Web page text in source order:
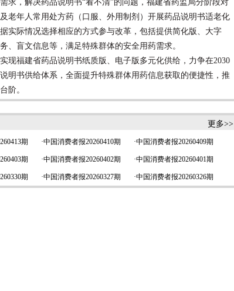
，解决药品说明书“看不清”的问题，福建省药监局分阶段对
老年人常用处方药（口服、外用制剂）开展药品说明书适老化
实际情况选择相应的方式参与改革，包括提供简化版、大字
、盲文信息等，满足特殊群体的安全用药需求。
福建省药品说明书纸质版、电子版多元化供给，力争在2030
明书供给体系，全面提升特殊群体用药信息获取的便捷性，推
阶。
更多>>
期 ·中国消费者报20260410期 ·中国消费者报20260409期
期 ·中国消费者报20260402期 ·中国消费者报20260401期
期 ·中国消费者报20260327期 ·中国消费者报20260326期